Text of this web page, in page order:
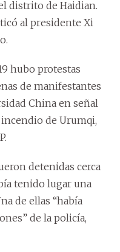
distrito de Haidian.
al presidente Xi
hubo protestas
de manifestantes
China en señal
de Urumqi,
detenidas cerca
tenido lugar una
de ellas “había
de la policía,